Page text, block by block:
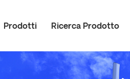
Prodotti Ricerca Prodotto